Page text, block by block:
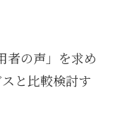
者の声」を求め
と比較検討す